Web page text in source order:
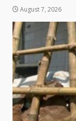
August 7, 2026